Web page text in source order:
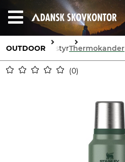
OUTDOOR UdstyrThermokander
0